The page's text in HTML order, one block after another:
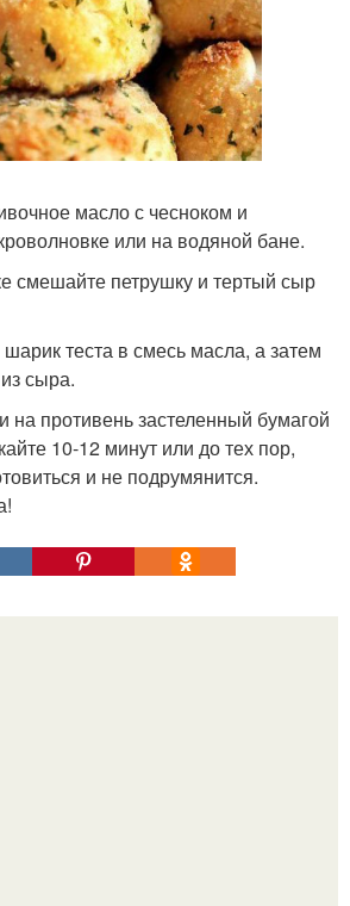
масло с чесноком и
или на водяной бане.
смешайте петрушку и тертый сыр
теста в смесь масла, а затем
сыра.
противень застеленный бумагой
10-12 минут или до тех пор,
и не подрумянится.